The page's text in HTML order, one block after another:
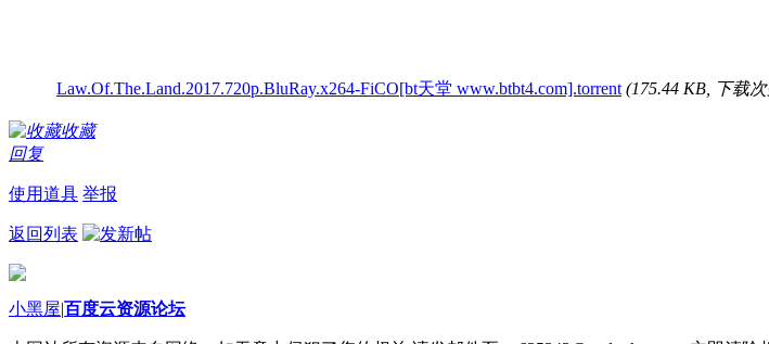
Law.Of.The.Land.2017.720p.BluRay.x264-FiCO[bt天堂 www.btbt4.com].torrent (175.44 KB, 下载
收藏
回复
使用道具 举报
返回列表
小黑屋|百度云资源论坛